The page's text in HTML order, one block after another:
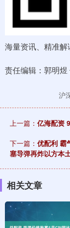
海量资讯、精准
责任编辑：郭明煜
沪
上一篇： 亿海配资
下一篇： 优配利 霸
塞导弹再炸以方本
相关文章